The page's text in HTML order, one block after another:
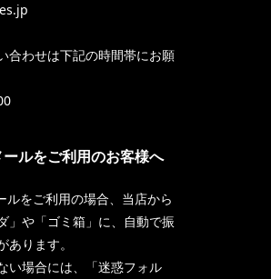
合わせは下記の時間帯にお願
ルをご利用のお客様へ
ルをご利用の場合、当店から
」や「ゴミ箱」に、自動で振
あります。
い場合には、「迷惑フォル